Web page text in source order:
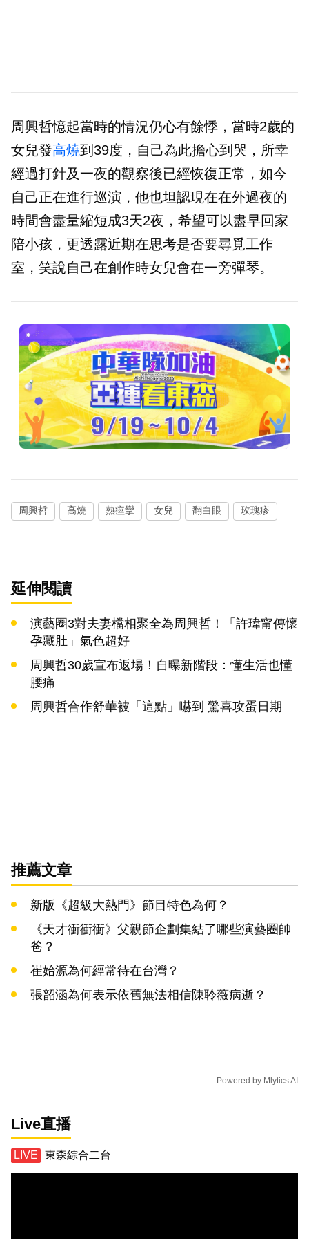
周興哲憶起當時的情況仍心有餘悸，當時2歲的
女兒發高燒到39度，自己為此擔心到哭，所幸
經過打針及一夜的觀察後已經恢復正常，如今
自己正在進行巡演，他也坦認現在在外過夜的
時間會盡量縮短成3天2夜，希望可以盡早回家
陪小孩，更透露近期在思考是否要尋覓工作
室，笑說自己在創作時女兒會在一旁彈琴。
周興哲 高燒 熱痙攣 女兒 翻白眼 玫瑰疹
延伸閱讀
演藝圈3對夫妻檔相聚全為周興哲！「許瑋甯傳懷
孕藏肚」氣色超好
周興哲30歲宣布返場！自曝新階段：懂生活也懂
腰痛
周興哲合作舒華被「這點」嚇到 驚喜攻蛋日期
推薦文章
新版《超級大熱門》節目特色為何？
《天才衝衝衝》父親節企劃集結了哪些演藝圈帥
爸？
崔始源為何經常待在台灣？
張韶涵為何表示依舊無法相信陳聆薇病逝？
Powered by Mlytics AI
Live直播
東森綜合二台